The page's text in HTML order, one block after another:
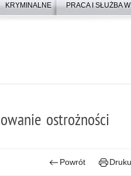
KRYMINALNE PRACA I SŁUŻBA W
ostrożności
Powrót